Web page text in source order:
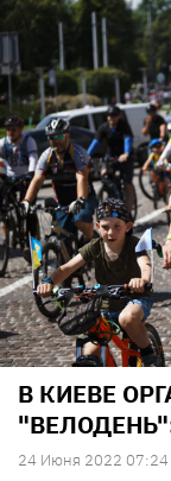
В КИЕВЕ
24 Июня 2022 07:24